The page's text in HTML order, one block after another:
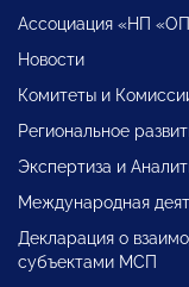
Ассоциация «НП
Новости
Комитеты и
Региональное
Экспертиза и
Международная
Декларация о
субъектами МСП